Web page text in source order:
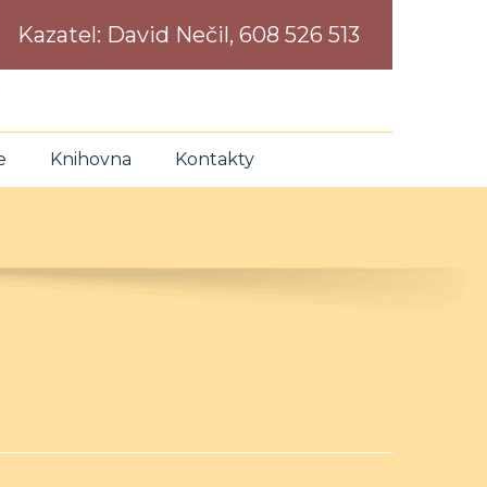
Kazatel: David Nečil, 608 526 513
Knihovna Kontakty